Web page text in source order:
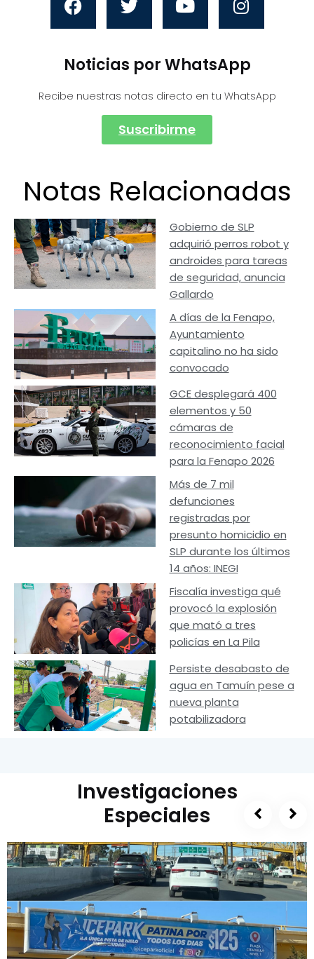
Noticias por WhatsApp
Recibe nuestras notas directo en tu WhatsApp
Suscribirme
Notas Relacionadas
Gobierno de SLP
adquirió perros robot y
androides para tareas
de seguridad, anuncia
Gallardo
A días de la Fenapo,
Ayuntamiento
capitalino no ha sido
convocado
GCE desplegará 400
elementos y 50
cámaras de
reconocimiento facial
para la Fenapo 2026
Más de 7 mil
defunciones
registradas por
presunto homicidio en
SLP durante los últimos
14 años: INEGI
Fiscalía investiga qué
provocó la explosión
que mató a tres
policías en La Pila
Persiste desabasto de
agua en Tamuín pese a
nueva planta
potabilizadora
Investigaciones
Especiales